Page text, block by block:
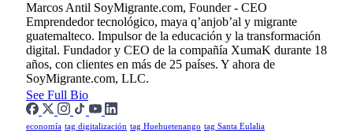
Marcos Antil SoyMigrante.com, Founder - CEO
Emprendedor tecnológico, maya q’anjob’al y migrante
guatemalteco. Impulsor de la educación y la transformación
digital. Fundador y CEO de la compañía XumaK durante 18
años, con clientes en más de 25 países. Y ahora de
SoyMigrante.com, LLC.
See Full Bio
economía tag digitalización tag Huehuetenango tag Santa Eulalia